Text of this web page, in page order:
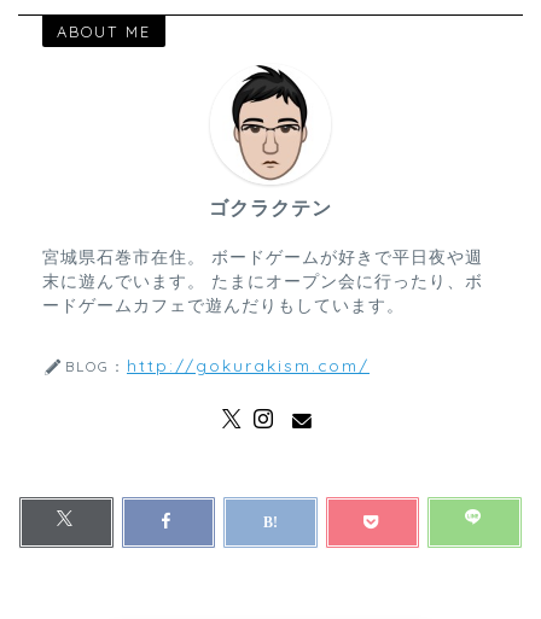
ABOUT ME
ゴクラクテン
宮城県石巻市在住。 ボードゲームが好きで平日夜や週
末に遊んでいます。 たまにオープン会に行ったり、ボ
ードゲームカフェで遊んだりもしています。
BLOG： http://gokurakism.com/